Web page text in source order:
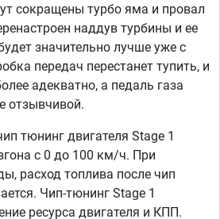
сокращены турбо яма и провал
наддув турбины и ее
значительно лучше уже с
передач перестанет тупить, и
адекватно, а педаль газа
отзывчивой.
тюнинг двигателя Stage 1
с 0 до 100 км/ч. При
расход топлива после чип
Чип-тюнинг Stage 1
ресурса двигателя и КПП.